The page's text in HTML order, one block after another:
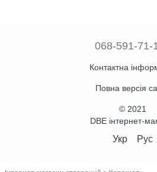
068-591-71-
Контактна
Повна версія
© 2021
DBE інтернет-
Укр Рус